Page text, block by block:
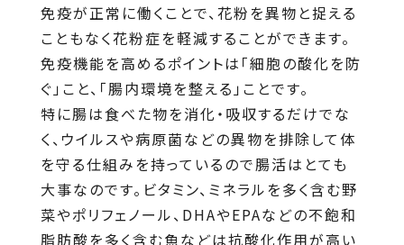
免疫が正常に働くことで、花粉を異物と捉える
こともなく花粉症を軽減することができます。
免疫機能を高めるポイントは「細胞の酸化を防
ぐ」こと、「腸内環境を整える」ことです。
特に腸は食べた物を消化・吸収するだけでな
く、ウイルスや病原菌などの異物を排除して体
を守る仕組みを持っているので腸活はとても
大事なのです。ビタミン、ミネラルを多く含む野
菜やポリフェノール、DHAやEPAなどの不飽和
脂肪酸を多く含む魚などは抗酸化作用が高い